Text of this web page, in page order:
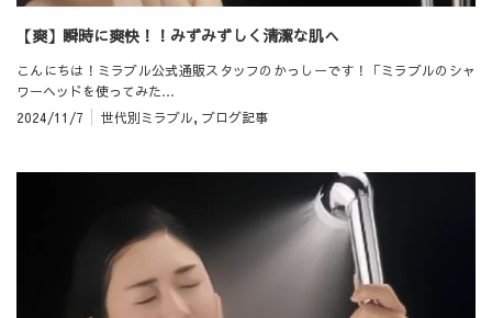
【爽】瞬時に爽快！！みずみずしく清潔な肌へ
こんにちは！ミラブル公式通販スタッフのかっしーです！「ミラブルのシャ
ワーヘッドを使ってみた…
2024/11/7
世代別ミラブル, ブログ記事